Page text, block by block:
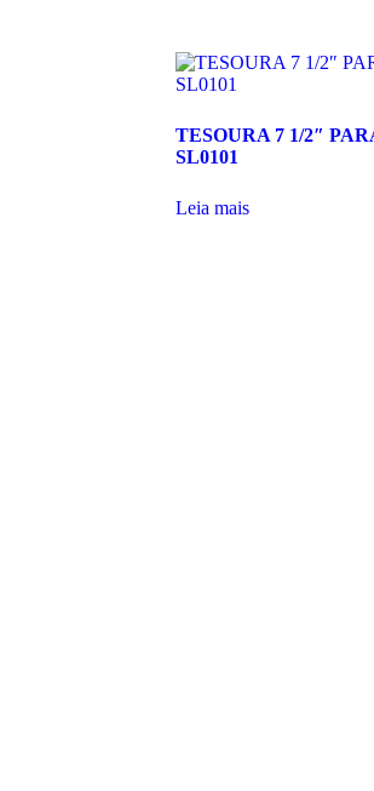
TESOURA 7 1/2″
SL0101
Leia mais